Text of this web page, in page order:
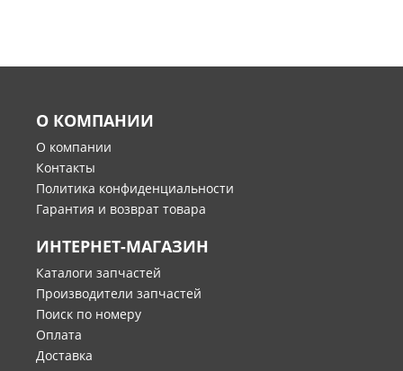
О КОМПАНИИ
О компании
Контакты
Политика конфиденциальности
Гарантия и возврат товара
ИНТЕРНЕТ-МАГАЗИН
Каталоги запчастей
Производители запчастей
Поиск по номеру
Оплата
Доставка